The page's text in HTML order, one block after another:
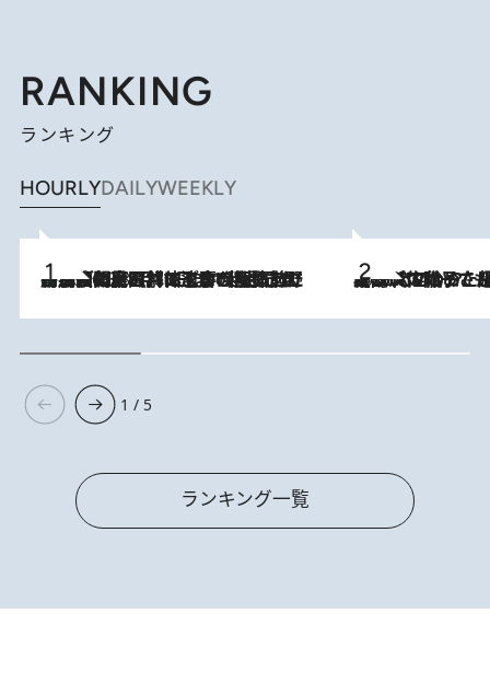
RANKING
ランキング
HOURLYDAILYWEEKLY
2026.8.8
「最後に見られてよかった」上野動物園の東園パンダ舎が解体前に特別公開。8月16日まで延長されたパネル展と共に辿る“半世紀”のパンダ飼育《解体工事の図面あり》 2026.8.5
【阿川佐和子さんの年とる力】なぜ70代で始めた趣味は“こんなに楽しい”のか？ ピアノ、俳句…スランプに陥っても続けられる“ある秘訣”とは
1 / 5
ランキング一覧